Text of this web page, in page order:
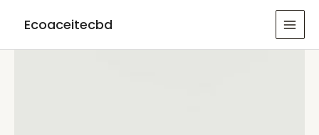
Ecoaceitecbd